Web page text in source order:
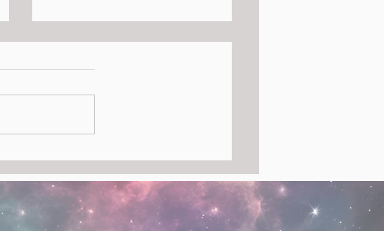
🦇 Nosferatu – Anatomia di
un Mito: Presentazione del
libro al TIQU Genova